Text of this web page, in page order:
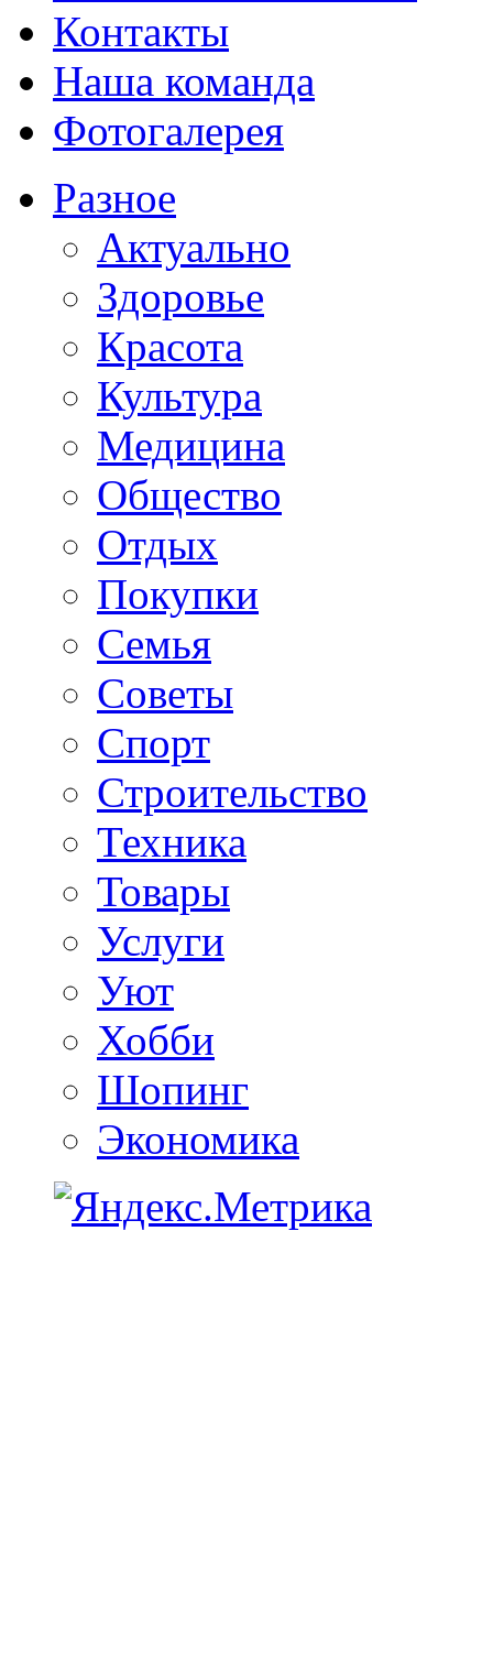
Контакты
Наша команда
Фотогалерея
Разное
Актуально
Здоровье
Красота
Культура
Медицина
Общество
Отдых
Покупки
Семья
Советы
Спорт
Строительство
Техника
Товары
Услуги
Уют
Хобби
Шопинг
Экономика